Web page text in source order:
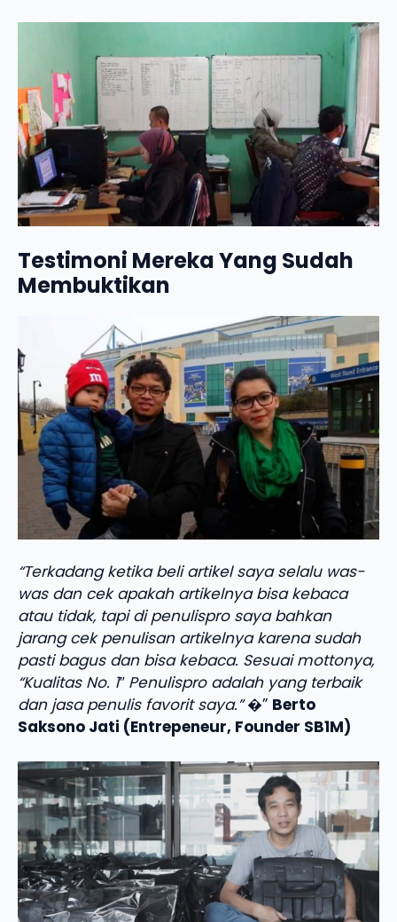
Testimoni Mereka Yang Sudah
Membuktikan
“Terkadang ketika beli artikel saya selalu was-
was dan cek apakah artikelnya bisa kebaca
atau tidak, tapi di penulispro saya bahkan
jarang cek penulisan artikelnya karena sudah
pasti bagus dan bisa kebaca. Sesuai mottonya,
“Kualitas No. 1″ Penulispro adalah yang terbaik
dan jasa penulis favorit saya.”�” Berto
Saksono Jati (Entrepeneur, Founder SB1M)